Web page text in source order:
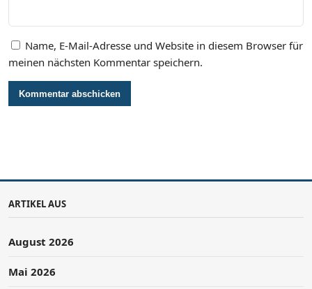
Name, E-Mail-Adresse und Website in diesem Browser für
meinen nächsten Kommentar speichern.
ARTIKEL AUS
August 2026
Mai 2026